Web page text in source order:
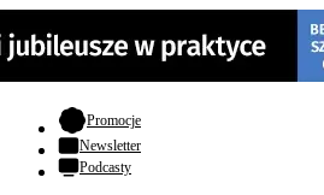
Promocje- otwiera się w nowej karcie
Newsletter
Podcasty